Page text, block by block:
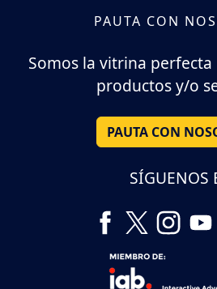
PAUTA CON
Somos la vitrina
productos y/o
PAUTA CON
SÍGUENOS